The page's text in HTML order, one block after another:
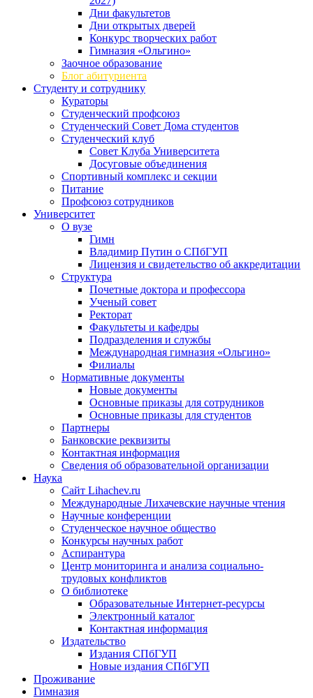
Дни факультетов
Дни открытых дверей
Конкурс творческих работ
Гимназия «Ольгино»
Заочное образование
Блог абитуриента
Студенту и сотруднику
Кураторы
Студенческий профсоюз
Студенческий Совет Дома студентов
Студенческий клуб
Совет Клуба Университета
Досуговые объединения
Спортивный комплекс и секции
Питание
Профсоюз сотрудников
Университет
О вузе
Гимн
Владимир Путин о СПбГУП
Лицензия и свидетельство об аккредитации
Структура
Почетные доктора и профессора
Ученый совет
Ректорат
Факультеты и кафедры
Подразделения и службы
Международная гимназия «Ольгино»
Филиалы
Нормативные документы
Новые документы
Основные приказы для сотрудников
Основные приказы для студентов
Партнеры
Банковские реквизиты
Контактная информация
Сведения об образовательной организации
Наука
Сайт Lihachev.ru
Международные Лихачевские научные чтения
Научные конференции
Студенческое научное общество
Конкурсы научных работ
Аспирантура
Центр мониторинга и анализа социально-
трудовых конфликтов
О библиотеке
Образовательные Интернет-ресурсы
Электронный каталог
Контактная информация
Издательство
Издания СПбГУП
Новые издания СПбГУП
Проживание
Гимназия